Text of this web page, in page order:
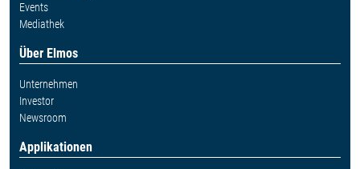
Events
Mediathek
Über Elmos
Unternehmen
Investor
Newsroom
Applikationen